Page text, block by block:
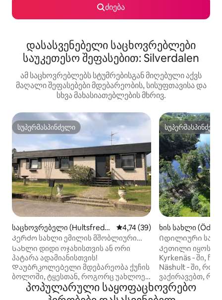
ძიება
დასასვენებელი საცხოვრებლები
საუკეთესო შეფასებით: Silverdalen
ამ საცხოვრებლებს სტუმრებისგან მიღებული აქვს
მაღალი შეფასებები მდებარეობის, სისუფთავისა და
სხვა მახასიათებლების მხრივ.
სუპერმასპინძელი
სუპერმასპინძელი
საცხოვრებელი (Hultsfred
N)
საშუალო შეფასებაა 5‑დან
4,74 (39)
Კერძო სახლი ემილის მშობლიური
ქალაქი!
Სახლი დიდი ოჯახისთვის ან ორი
პატარა ადამიანისთვის!
Დაუბრკოლებელი მდებარეობა ქუჩის
ბოლოში, ტყესთან, როგორც უახლოეს
მეზობელთან. Მიწის ნაკვეთის ქვემოთ
განათებული ტრეკია, რომელიც
ხის სახლი
Იდილიური
საუნით, გემით,
თხილამურებით
Კეთილი იყოს
Kyrkenäs ‑ ში,
Näshult ‑ ში,
ვაქირავებთ,
Სახლი
პირდაპირ ტყის
პოპულარული საყოფაცხოვრებო